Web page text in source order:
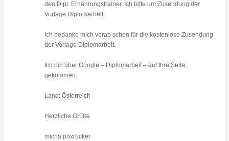
den Dipl. Ernährungstrainer. Ich bitte um Zusendung der
Vorlage Diplomarbeit.
Ich bedanke mich vorab schon für die kostenlose Zusendung
der Vorlage Diplomarbeit.
Ich bin über Google – Diplomarbeit – auf Ihre Seite
gekommen.
Land: Österreich
Herzliche Grüße
micha poxrucker